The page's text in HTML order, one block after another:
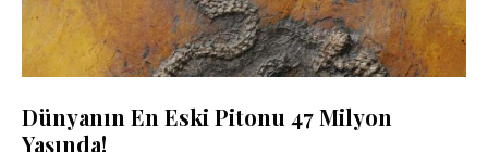
Dünyanın En Eski Pitonu 47 Milyon
Yaşında!